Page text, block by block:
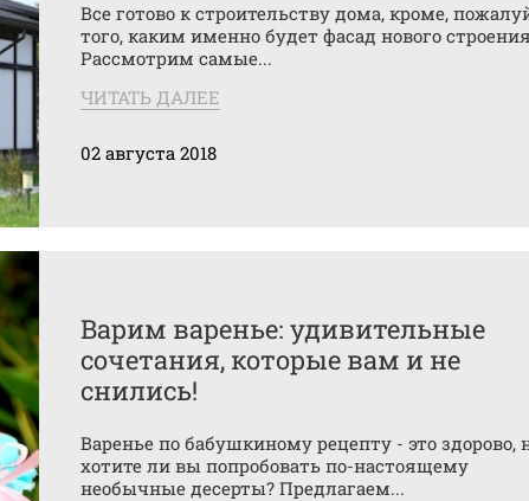
Все готово к строительству дома, кроме,
того, каким именно будет фасад нового
Рассмотрим самые...
ЧИТАТЬ ДАЛЕЕ
02 августа 2018
Варим варенье: удивительные
сочетания, которые вам и не
снились!
Варенье по бабушкиному рецепту - это здорово,
хотите ли вы попробовать по-настоящему
необычные десерты? Предлагаем...